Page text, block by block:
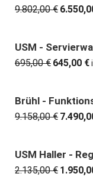
9.802,00€
9.802,00
7% günstiger
USM -
695,00€
695,00 €
645,00 €
18% günstiger
Brühl -
9.158,00€
9.158,00
9% günstiger
USM Haller -
2.135,00€